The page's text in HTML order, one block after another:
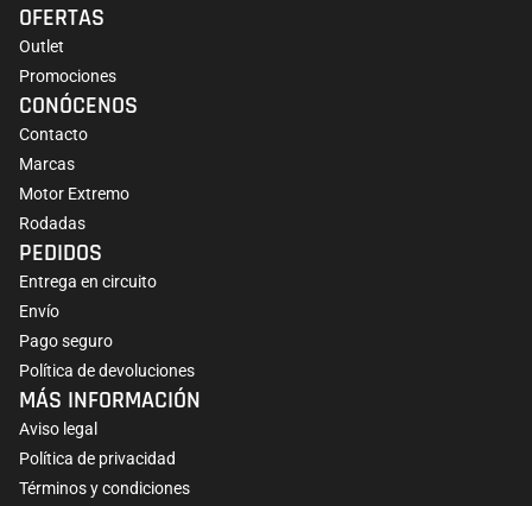
OFERTAS
Outlet
Promociones
CONÓCENOS
Contacto
Marcas
Motor Extremo
Rodadas
PEDIDOS
Entrega en circuito
Envío
Pago seguro
Política de devoluciones
MÁS INFORMACIÓN
Aviso legal
Política de privacidad
Términos y condiciones